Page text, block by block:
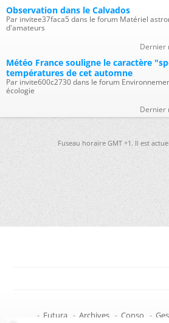
Observation dans le Calvados
Par invitee37faca5 dans le forum Matériel
d'amateurs
Dernier
Météo France souligne le caractère
températures de cet automne
Par invite600c2730 dans le forum
écologie
Dernier
Fuseau horaire GMT +1. Il est
- Futura - Archives - Conso -